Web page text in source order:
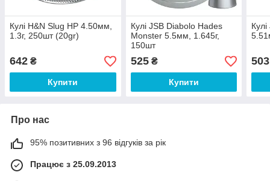
Кулі H&N Slug HP 4.50мм,
1.3г, 250шт (20gr)
642 ₴
Купити
Кулі JSB Diabolo Hades
Monster 5.5мм, 1.645г,
150шт
525₴
Купити
503
Про нас
95% позитивних з 96 відгуків за рік
Працює з 25.09.2013